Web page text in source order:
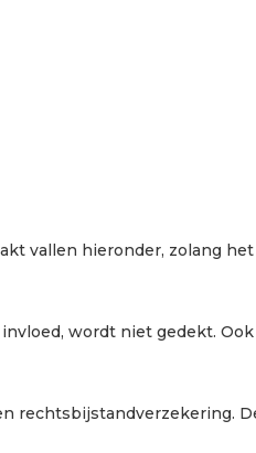
vallen hieronder, zolang
wordt niet gedekt. Ook
rechtsbijstandverzekering.